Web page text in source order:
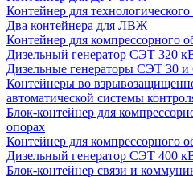
Контейнер для
Два контейнера для ЛВЖ
Контейнер для компрессорного
Дизельный генератор СЭТ 320
Дизельные генераторы СЭТ 30 и
Контейнеры во
автоматической системы
Блок-контейнер для
опорах
Контейнер для компрессорного
Дизельный генератор СЭТ 400
Блок-контейнер связи и